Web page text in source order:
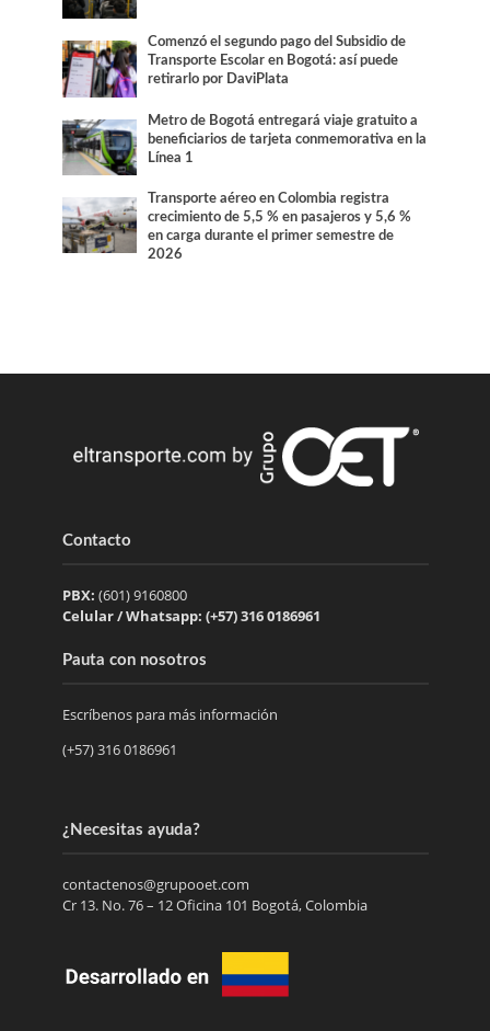
Comenzó el segundo pago del Subsidio de
Transporte Escolar en Bogotá: así puede
retirarlo por DaviPlata
Metro de Bogotá entregará viaje gratuito a
beneficiarios de tarjeta conmemorativa en la
Línea 1
Transporte aéreo en Colombia registra
crecimiento de 5,5 % en pasajeros y 5,6 %
en carga durante el primer semestre de
2026
Contacto
PBX: (601) 9160800
Celular / Whatsapp: (+57) 316 0186961
Pauta con nosotros
Escríbenos para más información
(+57) 316 0186961
¿Necesitas ayuda?
contactenos@grupooet.com
Cr 13. No. 76 – 12 Oficina 101 Bogotá, Colombia